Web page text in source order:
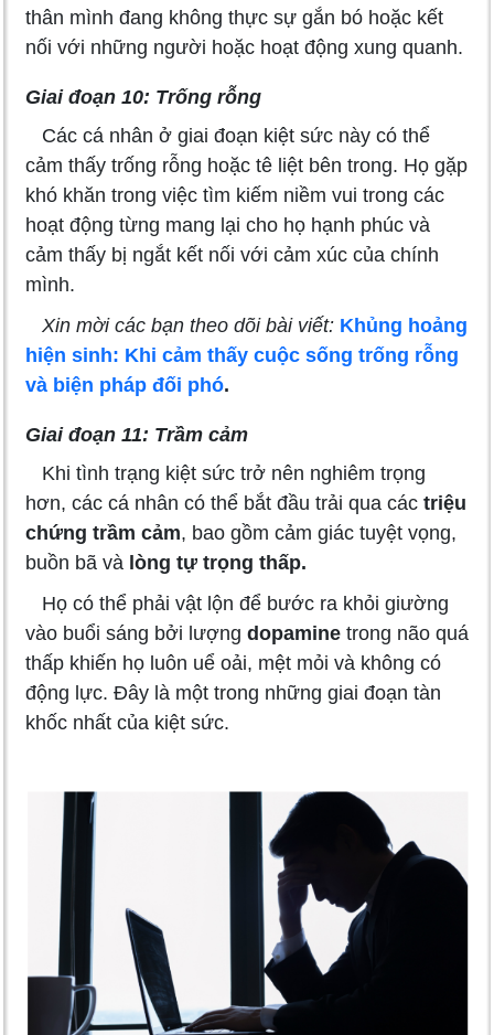
thân mình đang không thực sự gắn bó hoặc kết
nối với những người hoặc hoạt động xung quanh.
Giai đoạn 10: Trống rỗng
Các cá nhân ở giai đoạn kiệt sức này có thể
cảm thấy trống rỗng hoặc tê liệt bên trong. Họ gặp
khó khăn trong việc tìm kiếm niềm vui trong các
hoạt động từng mang lại cho họ hạnh phúc và
cảm thấy bị ngắt kết nối với cảm xúc của chính
mình.
Xin mời các bạn theo dõi bài viết: Khủng hoảng
hiện sinh: Khi cảm thấy cuộc sống trống rỗng
và biện pháp đối phó.
Giai đoạn 11: Trầm cảm
Khi tình trạng kiệt sức trở nên nghiêm trọng
hơn, các cá nhân có thể bắt đầu trải qua các triệu
chứng trầm cảm, bao gồm cảm giác tuyệt vọng,
buồn bã và lòng tự trọng thấp.
Họ có thể phải vật lộn để bước ra khỏi giường
vào buổi sáng bởi lượng dopamine trong não quá
thấp khiến họ luôn uể oải, mệt mỏi và không có
động lực. Đây là một trong những giai đoạn tàn
khốc nhất của kiệt sức.